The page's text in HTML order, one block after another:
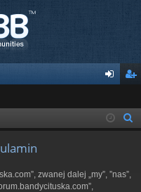
og
ę
ej
zwanej dalej „my”, ”nas”,